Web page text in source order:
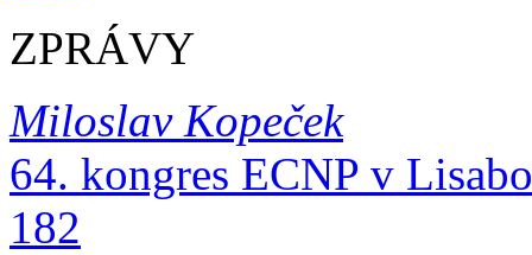
ZPRÁVY
Miloslav Kopeček
64. kongres ECNP v
182